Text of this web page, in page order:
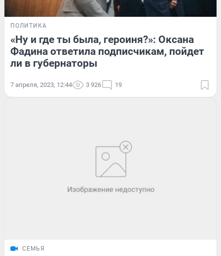
ПОЛИТИКА
«Ну и где ты была, героиня?»: Оксана
Фадина ответила подписчикам, пойдет
ли в губернаторы
7 апреля, 2023, 12:44 3 926 19
СЕМЬЯ